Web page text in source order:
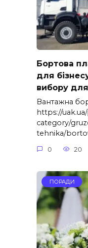
Бортова
для
вибору
Вантажна
https://
category/
tehnika/
0 20
ПОРАДИ